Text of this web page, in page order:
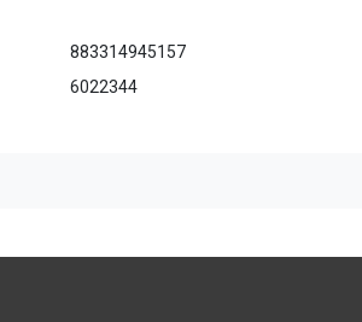
883314945157
6022344